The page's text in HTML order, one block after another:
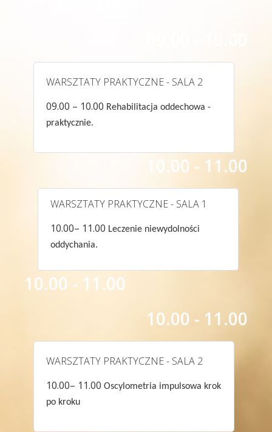
WARSZTATY PRAKTYCZNE - SALA 2
09.00 – 10.00 Rehabilitacja oddechowa -
praktycznie.
10.00 - 11.00
WARSZTATY PRAKTYCZNE - SALA 1
10.00– 11.00 Leczenie niewydolności
oddychania.
10.00 - 11.00
10.00 - 11.00
WARSZTATY PRAKTYCZNE - SALA 2
10.00– 11.00 Oscylometria impulsowa krok
po kroku